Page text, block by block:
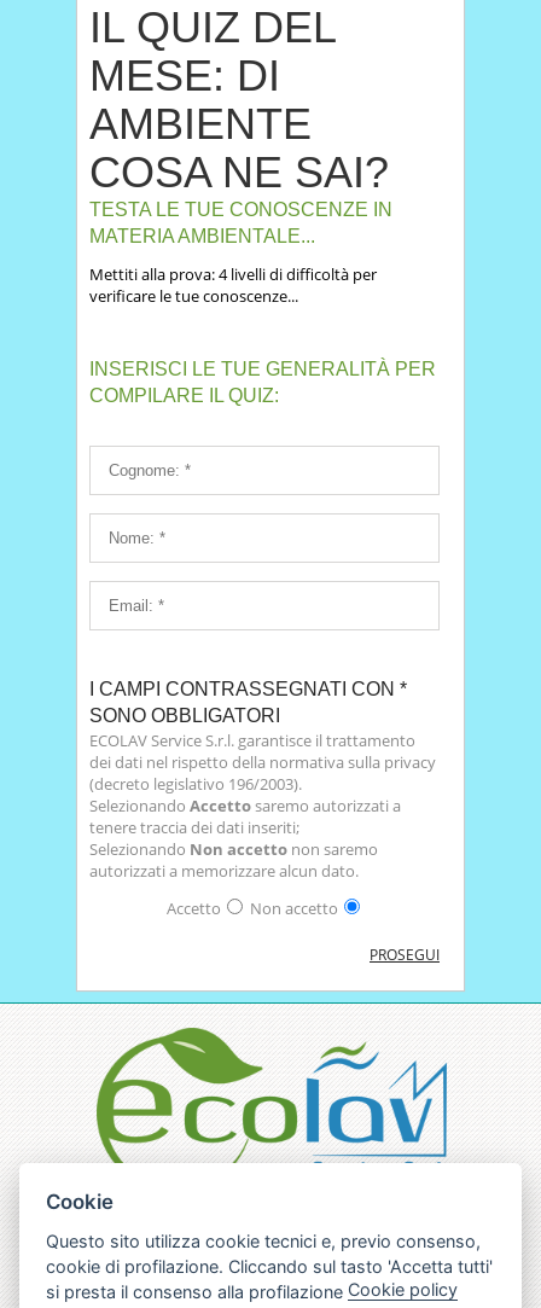
IL QUIZ DEL
MESE: DI
AMBIENTE
COSA NE SAI?
TESTA LE TUE CONOSCENZE IN
MATERIA AMBIENTALE...
Mettiti alla prova: 4 livelli di difficoltà per
verificare le tue conoscenze...
INSERISCI LE TUE GENERALITÀ PER
COMPILARE IL QUIZ:
I CAMPI CONTRASSEGNATI CON *
SONO OBBLIGATORI
ECOLAV Service S.r.l. garantisce il trattamento
dei dati nel rispetto della normativa sulla privacy
(decreto legislativo 196/2003).
Selezionando Accettosaremo autorizzati a
tenere traccia dei dati inseriti;
Selezionando Non accetto non saremo
autorizzati a memorizzare alcun dato.
Accetto
Non accetto
PROSEGUI
contenuti del sito internet www.ecolavservice.com
non possono essere
in alcun modo utilizzati senza esplicita
autorizzazione.
Cookie
Questo sito utilizza cookie tecnici e, previo consenso,
cookie di profilazione. Cliccando sul tasto 'Accetta tutti'
si presta il consenso alla profilazione Cookie policy